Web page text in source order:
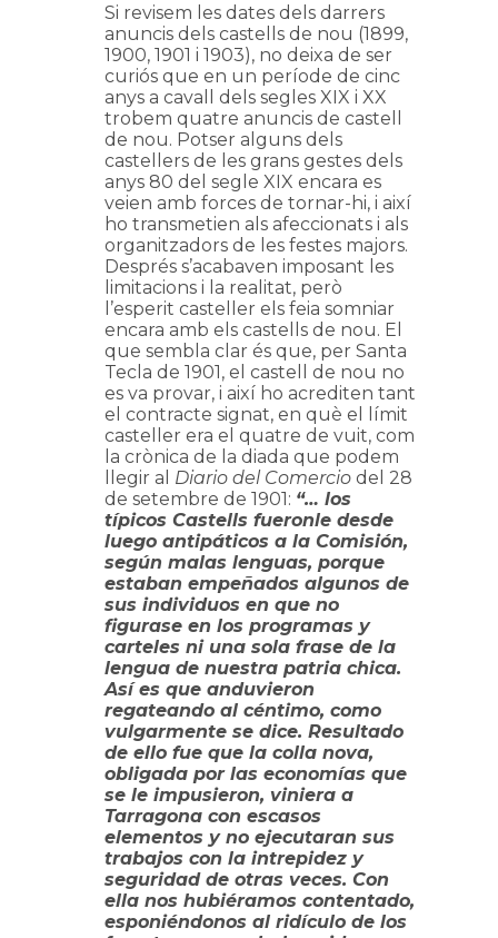
Si revisem les dates dels darrers
anuncis dels castells de nou (1899,
1900, 1901 i 1903), no deixa de ser
curiós que en un període de cinc
anys a cavall dels segles XIX i XX
trobem quatre anuncis de castell
de nou. Potser alguns dels
castellers de les grans gestes dels
anys 80 del segle XIX encara es
veien amb forces de tornar-hi, i així
ho transmetien als afeccionats i als
organitzadors de les festes majors.
Després s’acabaven imposant les
limitacions i la realitat, però
l’esperit casteller els feia somniar
encara amb els castells de nou. El
que sembla clar és que, per Santa
Tecla de 1901, el castell de nou no
es va provar, i així ho acrediten tant
el contracte signat, en què el límit
casteller era el quatre de vuit, com
la crònica de la diada que podem
llegir al Diario del Comercio del 28
de setembre de 1901: “… los
típicos Castells fueronle desde
luego antipáticos a la Comisión,
según malas lenguas, porque
estaban empeñados algunos de
sus individuos en que no
figurase en los programas y
carteles ni una sola frase de la
lengua de nuestra patria chica.
Así es que anduvieron
regateando al céntimo, como
vulgarmente se dice. Resultado
de ello fue que la colla nova,
obligada por las economías que
se le impusieron, viniera a
Tarragona con escasos
elementos y no ejecutaran sus
trabajos con la intrepidez y
seguridad de otras veces. Con
ella nos hubiéramos contentado,
esponiéndonos al ridículo de los